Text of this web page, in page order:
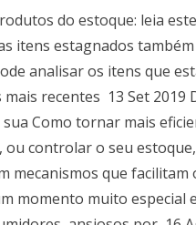
do estoque: leia
itens estagnados
analisar os itens que
recentes 13 Set 2019
Como tornar mais
ou controlar o seu
mecanismos que
momento muito